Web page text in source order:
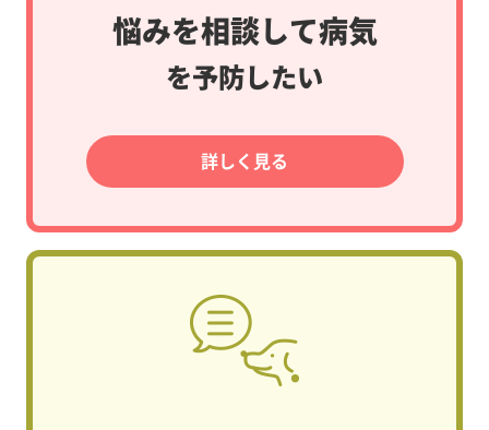
悩みを相談して病気
を予防したい
詳しく見る